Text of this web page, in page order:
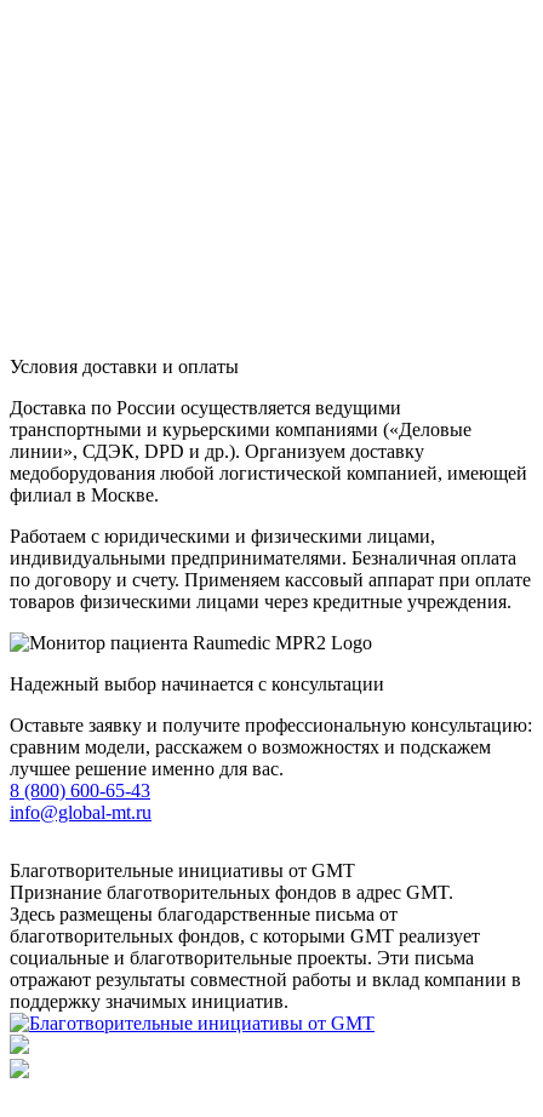
Условия доставки и оплаты
Доставка по России осуществляется ведущими
транспортными и курьерскими компаниями («Деловые
линии», СДЭК, DPD и др.). Организуем доставку
медоборудования любой логистической компанией, имеющей
филиал в Москве.
Работаем с юридическими и физическими лицами,
индивидуальными предпринимателями. Безналичная оплата
по договору и счету. Применяем кассовый аппарат при оплате
товаров физическими лицами через кредитные учреждения.
Надежный выбор начинается с консультации
Оставьте заявку и получите профессиональную консультацию:
сравним модели, расскажем о возможностях и подскажем
лучшее решение именно для вас.
8 (800) 600-65-43
info@global-mt.ru
Благотворительные инициативы от GMT
Признание благотворительных фондов в адрес GMT.
Здесь размещены благодарственные письма от
благотворительных фондов, с которыми GMT реализует
социальные и благотворительные проекты. Эти письма
отражают результаты совместной работы и вклад компании в
поддержку значимых инициатив.